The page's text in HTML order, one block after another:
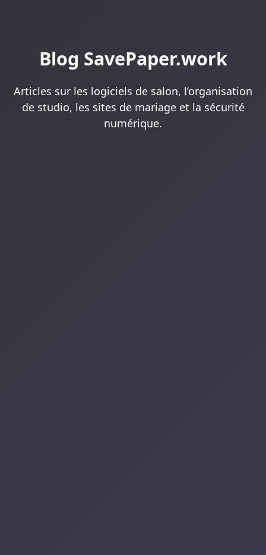
Blog SavePaper.work
Articles sur les logiciels de salon, l’organisation
de studio, les sites de mariage et la sécurité
numérique.